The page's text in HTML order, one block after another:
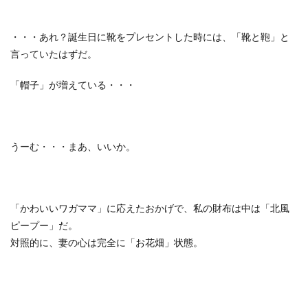
・・・あれ？誕生日に靴をプレセントした時には、「靴と鞄」と
言っていたはずだ。
「帽子」が増えている・・・
うーむ・・・まあ、いいか。
「かわいいワガママ」に応えたおかげで、私の財布は中は「北風
ピープー」だ。
対照的に、妻の心は完全に「お花畑」状態。